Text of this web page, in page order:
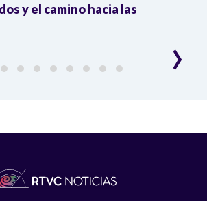
y el camino hacia las
›